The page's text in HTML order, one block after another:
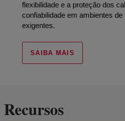
flexibilidade e a proteção dos
confiabilidade em ambientes
exigentes.
SAIBA MAIS
Recursos